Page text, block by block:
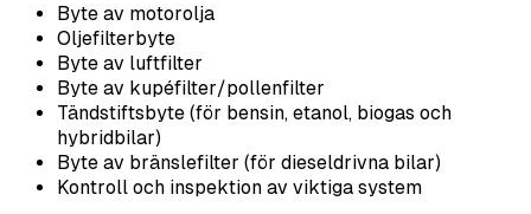
Byte av motorolja
Oljefilterbyte
Byte av luftfilter
Byte av kupéfilter/pollenfilter
Tändstiftsbyte (för bensin, etanol, biogas och
hybridbilar)
Byte av bränslefilter (för dieseldrivna bilar)
Kontroll och inspektion av viktiga system